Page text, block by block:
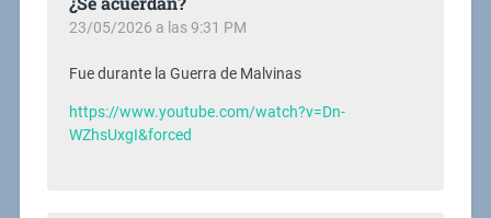
23/05/2026 a las 9:31 PM
Fue durante la Guerra de Malvinas
https://www.youtube.com/watch?v=Dn-
WZhsUxgI&forced